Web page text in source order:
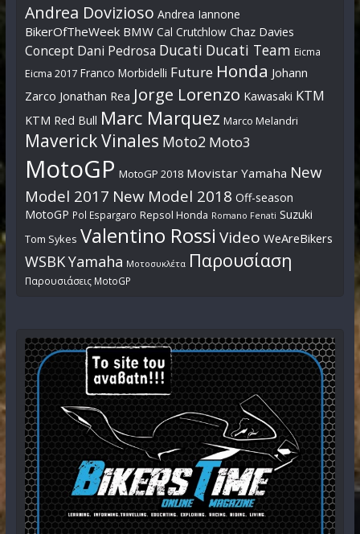
Andrea Dovizioso Andrea Iannone
BikerOfTheWeek BMW Cal Crutchlow Chaz Davies
Concept Dani Pedrosa Ducati Ducati Team Eicma
Eicma 2017 Franco Morbidelli Future Honda Johann
Zarco Jonathan Rea Jorge Lorenzo Kawasaki KTM
KTM Red Bull Marc Marquez Marco Melandri
Maverick Vinales Moto2 Moto3
MotoGP MotoGP 2018 Movistar Yamaha New
Model 2017 New Model 2018 Off-season
MotoGP Pol Espargaro Repsol Honda Romano Fenati Suzuki
Tom Sykes Valentino Rossi Video WeAreBikers
WSBKYamaha Μοτοσυκλέτα Παρουσίαση
Παρουσιάσεις MotoGP